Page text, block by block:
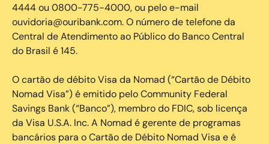
4444 ou 0800-775-4000, ou pelo e-mail
ouvidoria@ouribank.com. O número de telefone da
Central de Atendimento ao Público do Banco Central
do Brasil é 145.
O cartão de débito Visa da Nomad (“Cartão de Débito
Nomad Visa”) é emitido pelo Community Federal
Savings Bank (“Banco”), membro do FDIC, sob licença
da Visa U.S.A. Inc. A Nomad é gerente de programas
bancários para o Cartão de Débito Nomad Visa e é